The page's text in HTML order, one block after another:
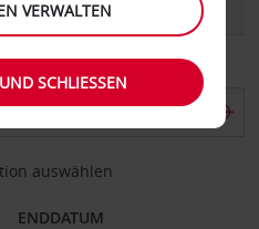
TRANSPORTER
auswählen
ENDDATUM
VERWALTEN
SCHLIESSEN